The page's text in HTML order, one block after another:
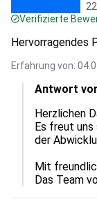
Verifizierte
Hervorragendes
Erfahrung von:
Antwort
Herzlichen
Es freut uns
der
Mit
Das Team